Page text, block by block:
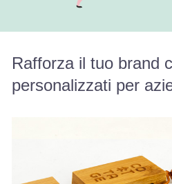
Rafforza il tuo brand
personalizzati per